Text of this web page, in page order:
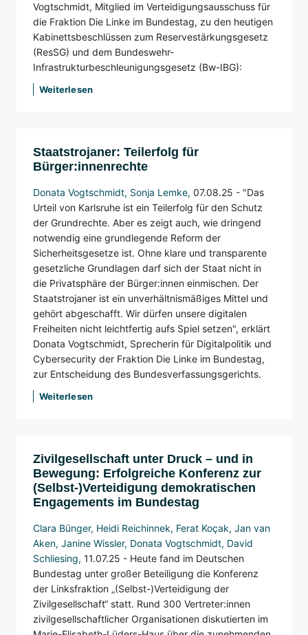
Vogtschmidt, Mitglied im Verteidigungsausschuss für
die Fraktion Die Linke im Bundestag, zu den heutigen
Kabinettsbeschlüssen zum Reservestärkungsgesetz
(ResSG) und dem Bundeswehr-
Infrastrukturbeschleunigungsgesetz (Bw-IBG):
Weiterlesen
Staatstrojaner: Teilerfolg für
Bürger:innenrechte
Donata Vogtschmidt, Sonja Lemke, 07.08.25 - "Das
Urteil von Karlsruhe ist ein Teilerfolg für den Schutz
der Grundrechte. Aber es zeigt auch, wie dringend
notwendig eine grundlegende Reform der
Sicherheitsgesetze ist. Ohne klare und transparente
gesetzliche Grundlagen darf sich der Staat nicht in
die Privatsphäre der Bürger:innen einmischen. Der
Staatstrojaner ist ein unverhältnismäßiges Mittel und
gehört abgeschafft. Wir dürfen unsere digitalen
Freiheiten nicht leichtfertig aufs Spiel setzen", erklärt
Donata Vogtschmidt, Sprecherin für Digitalpolitik und
Cybersecurity der Fraktion Die Linke im Bundestag,
zur Entscheidung des Bundesverfassungsgerichts.
Weiterlesen
Zivilgesellschaft unter Druck – und in
Bewegung: Erfolgreiche Konferenz zur
(Selbst-)Verteidigung demokratischen
Engagements im Bundestag
Clara Bünger, Heidi Reichinnek, Ferat Koçak, Jan van
Aken, Janine Wissler, Donata Vogtschmidt, David
Schliesing, 11.07.25 - Heute fand im Deutschen
Bundestag unter großer Beteiligung die Konferenz
der Linksfraktion „(Selbst-)Verteidigung der
Zivilgesellschaft“ statt. Rund 300 Vertreter:innen
zivilgesellschaftlicher Organisationen diskutierten im